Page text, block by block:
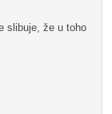
slibuje, že u toho